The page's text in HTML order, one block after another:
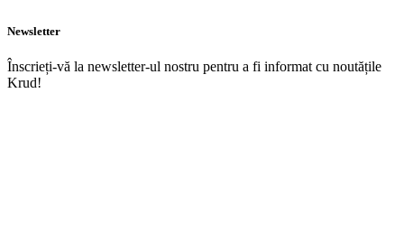
Newsletter
Înscrieți-vă la newsletter-ul nostru pentru a fi informat cu noutățile
Krud!